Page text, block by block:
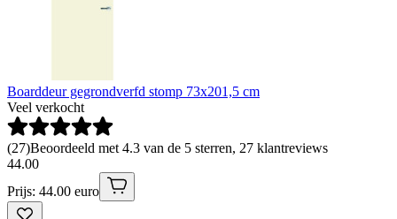
Boarddeur gegrondverfd stomp 73x201,5 cm
Veel verkocht
(27)Beoordeeld met 4.3 van de 5 sterren, 27 klantreviews
44.00
Prijs: 44.00 euro